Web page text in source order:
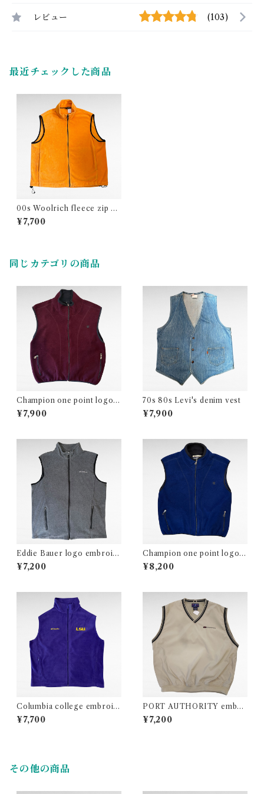
レビュー (103)
最近チェックした商品
00s Woolrich fleece zip up
vest
¥7,700
同じカテゴリの商品
Champion one point logo fl
eece zip up vest
¥7,900
70s 80s Levi's denim vest
¥7,900
Eddie Bauer logo embroid
ery zip up fleece vest
¥7,200
Champion one point logo fl
eece zip up vest
¥8,200
Columbia college embroid
ery fleece zip up vest
¥7,700
PORT AUTHORITY embro
idery polyester pullover ve
st
¥7,200
その他の商品